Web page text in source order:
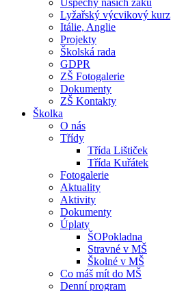
Úspěchy našich žáků
Lyžařský výcvikový kurz
Itálie, Anglie
Projekty
Školská rada
GDPR
ZŠ Fotogalerie
Dokumenty
ZŠ Kontakty
Školka
O nás
Třídy
Třída Lištiček
Třída Kuřátek
Fotogalerie
Aktuality
Aktivity
Dokumenty
Úplaty
ŠOPokladna
Stravné v MŠ
Školné v MŠ
Co máš mít do MŠ
Denní program